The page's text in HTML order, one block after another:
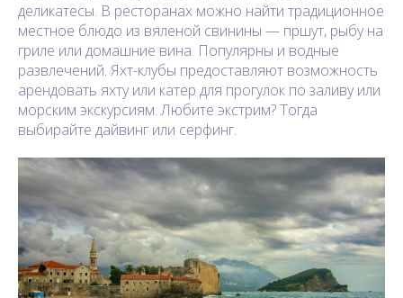
деликатесы. В ресторанах можно найти традиционное
местное блюдо из вяленой свинины — пршут, рыбу на
гриле или домашние вина. Популярны и водные
развлечений. Яхт-клубы предоставляют возможность
арендовать яхту или катер для прогулок по заливу или
морским экскурсиям. Любите экстрим? Тогда
выбирайте дайвинг или серфинг.